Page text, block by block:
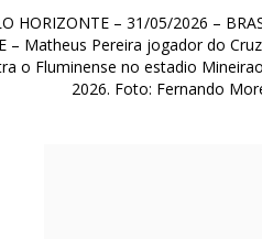
HORIZONTE – 31/05/2026 –
– Matheus Pereira jogador do
o Fluminense no estadio
2026. Foto: Fernando